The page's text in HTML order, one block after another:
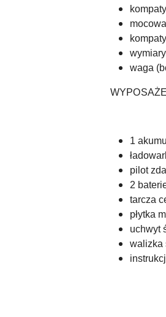
waga
1
pilot
2
tarcza
płytka
uchwyt
walizka